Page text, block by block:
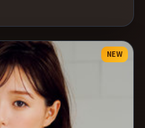
NEW